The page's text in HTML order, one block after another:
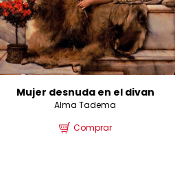
Mujer desnuda en el divan
Alma Tadema
Comprar